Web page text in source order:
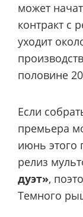
может
контракт с
уходит
половине
Если
премьера
июнь этого
релиз
дуэт»,
Темного